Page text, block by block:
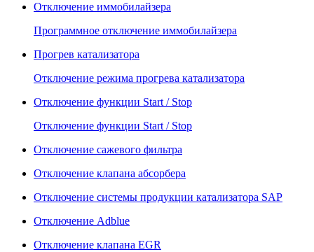
Отключение иммобилайзера
Программное отключение иммобилайзера
Прогрев катализатора
Отключение режима прогрева катализатора
Отключение функции Start / Stop
Отключение функции Start / Stop
Отключение сажевого фильтра
Отключение клапана абсорбера
Отключение системы продукции катализатора SAP
Отключение Adblue
Отключение клапана EGR